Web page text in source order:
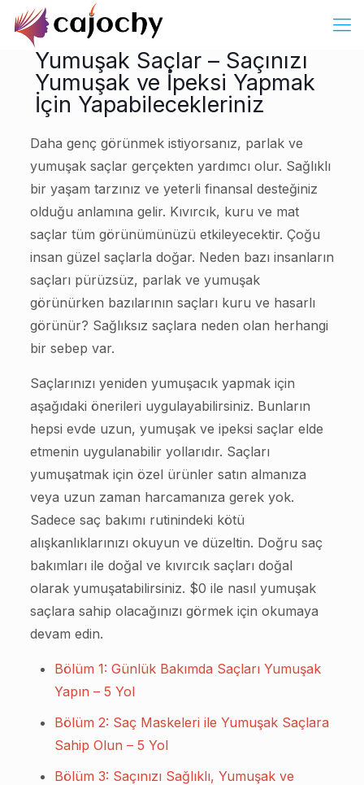
Yumuşak Saçlar – Saçınızı
Yumuşak ve İpeksi Yapmak
İçin Yapabilecekleriniz
Daha genç görünmek istiyorsanız, parlak ve
yumuşak saçlar gerçekten yardımcı olur. Sağlıklı
bir yaşam tarzınız ve yeterli finansal desteğiniz
olduğu anlamına gelir. Kıvırcık, kuru ve mat
saçlar tüm görünümünüzü etkileyecektir. Çoğu
insan güzel saçlarla doğar. Neden bazı insanların
saçları pürüzsüz, parlak ve yumuşak
görünürken bazılarının saçları kuru ve hasarlı
görünür? Sağlıksız saçlara neden olan herhangi
bir sebep var.
Saçlarınızı yeniden yumuşacık yapmak için
aşağıdaki önerileri uygulayabilirsiniz. Bunların
hepsi evde uzun, yumuşak ve ipeksi saçlar elde
etmenin uygulanabilir yollarıdır. Saçları
yumuşatmak için özel ürünler satın almanıza
veya uzun zaman harcamanıza gerek yok.
Sadece saç bakımı rutinindeki kötü
alışkanlıklarınızı okuyun ve düzeltin. Doğru saç
bakımları ile doğal ve kıvırcık saçları doğal
olarak yumuşatabilirsiniz. $0 ile nasıl yumuşak
saçlara sahip olacağınızı görmek için okumaya
devam edin.
Bölüm 1: Günlük Bakımda Saçları Yumuşak
Yapın – 5 Yol
Bölüm 2: Saç Maskeleri ile Yumuşak Saçlara
Sahip Olun – 5 Yol
Bölüm 3: Saçınızı Sağlıklı, Yumuşak ve